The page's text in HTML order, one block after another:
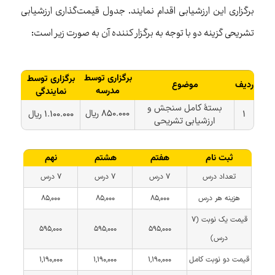
برگزاری این ارزشیابی اقدام نمایند. جدول قیمت‌گذاری ارزشیابی
تشریحی گزینه دو با توجه به برگزار کننده آن به صورت زیر است:
ردیف موضوع
برگزاری توسط
مدرسه
برگزاری توسط
نمایندگی
۱
بستۀ کامل سنجش و
ارزشیابی تشریحی
۸۵۰.۰۰۰ ریال ۱.۱۰۰.۰۰۰ ریال
ثبت نام هفتم هشتم نهم
تعداد درس ۷ درس ۷ درس
۷ درس
هزینه هر درس
۸۵,۰۰۰ ۸۵,۰۰۰
۸۵,۰۰۰
قیمت یک نوبت (۷
درس)
۵۹۵,۰۰۰ ۵۹۵,۰۰۰ ۵۹۵,۰۰۰
قیمت دو نوبت کامل ۱,۱۹۰,۰۰۰ ۱,۱۹۰,۰۰۰
۱,۱۹۰,۰۰۰